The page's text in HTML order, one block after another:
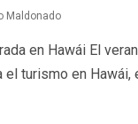
Maldonado
en Hawái El
el turismo en